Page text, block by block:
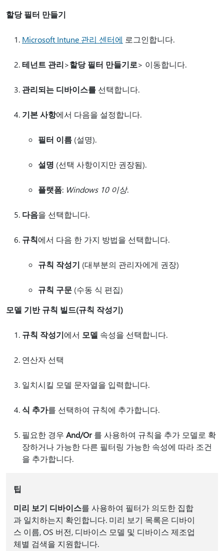
할당 필터 만들기
Microsoft Intune 관리 센터에 로그인합니다.
테넌트 관리>할당 필터 만들기로> 이동합니다.
관리되는 디바이스를 선택합니다.
기본 사항에서 다음을 설정합니다.
필터 이름 (설명).
설명 (선택 사항이지만 권장됨).
플랫폼: Windows 10 이상.
다음을 선택합니다.
규칙에서 다음 한 가지 방법을 선택합니다.
규칙 작성기 (대부분의 관리자에게 권장)
규칙 구문 (수동 식 편집)
모델 기반 규칙 빌드(규칙 작성기)
규칙 작성기에서 모델 속성을 선택합니다.
연산자 선택
일치시킬 모델 문자열을 입력합니다.
식 추가를 선택하여 규칙에 추가합니다.
필요한 경우 And/Or를 사용하여 규칙을 추가 모델로 확
장하거나 가능한 다른 필터링 가능한 속성에 따라 조건
을 추가합니다.
팁
미리 보기 디바이스를 사용하여 필터가 의도한 집합
과 일치하는지 확인합니다. 미리 보기 목록은 디바이
스 이름, OS 버전, 디바이스 모델 및 디바이스 제조업
체별 검색을 지원합니다.